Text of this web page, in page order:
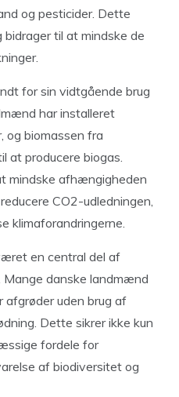
og pesticider. Dette
til at mindske de
for sin vidtgående brug
har installeret
og biomassen fra
at producere biogas.
mindske afhængigheden
CO2-udledningen,
klimaforandringerne.
en central del af
danske landmænd
afgrøder uden brug af
Dette sikrer ikke kun
fordele for
af biodiversitet og